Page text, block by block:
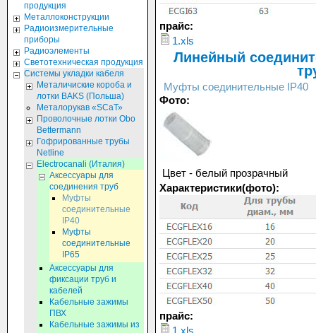
прайс:
1.xls
Линейный
Муфты соединительные IP40
Фото:
Цвет - белый прозрачный
Характеристики(фото):
прайс:
продукция
Металлоконструкции
Радиоизмерительные
приборы
Радиоэлементы
Светотехническая продукция
Системы укладки кабеля
Металичиские короба и
лотки BAKS (Польша)
Металорукав «SСаТ»
Проволочные лотки Obo
Bettermann
Гофрированные трубы
Netline
Eleсtrocanali (Италия)
Аксессуары для
соединения труб
Муфты
соединительные
IP40
Муфты
соединительные
IP65
Аксессуары для
фиксации труб и
кабелей
Кабельные зажимы
ПВХ
Кабельные зажимы из